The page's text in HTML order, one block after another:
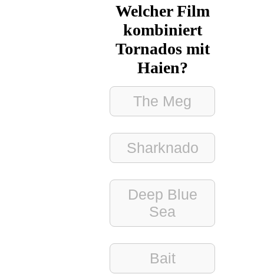
Welcher Film
kombiniert
Tornados mit
Haien?
The Meg
Sharknado
Deep Blue
Sea
Bait